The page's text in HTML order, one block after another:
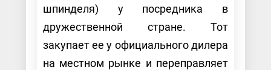
шпинделя) у посредника в
дружественной стране. Тот
закупает ее у официального дилера
на местном рынке и переправляет